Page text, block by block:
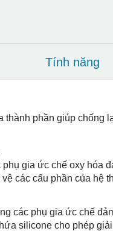
Tính năng
phần giúp chống
gia ức chế oxy hóa
các cấu phần của hệ
các phụ gia ức chế
silicone cho phép